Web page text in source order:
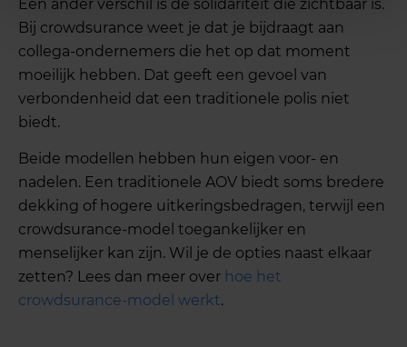
Een ander verschil is de solidariteit die zichtbaar is.
Bij crowdsurance weet je dat je bijdraagt aan
collega-ondernemers die het op dat moment
moeilijk hebben. Dat geeft een gevoel van
verbondenheid dat een traditionele polis niet
biedt.
Beide modellen hebben hun eigen voor- en
nadelen. Een traditionele AOV biedt soms bredere
dekking of hogere uitkeringsbedragen, terwijl een
crowdsurance-model toegankelijker en
menselijker kan zijn. Wil je de opties naast elkaar
zetten? Lees dan meer over hoe het
crowdsurance-model werkt.